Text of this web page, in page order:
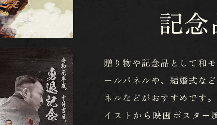
記
贈り物や記念品として和
ールパネルや、結婚式な
ネルなどがおすすめです
イストから映画ポスター